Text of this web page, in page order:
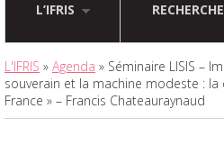
L’IFRIS RECHERCHE
L'IFRIS » Agenda » Séminaire LISIS –
souverain et la machine modeste :
France » – Francis Chateauraynaud